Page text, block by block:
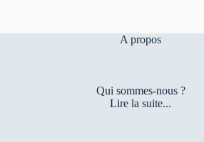
A propos
Qui sommes-nous ?
Lire la suite...